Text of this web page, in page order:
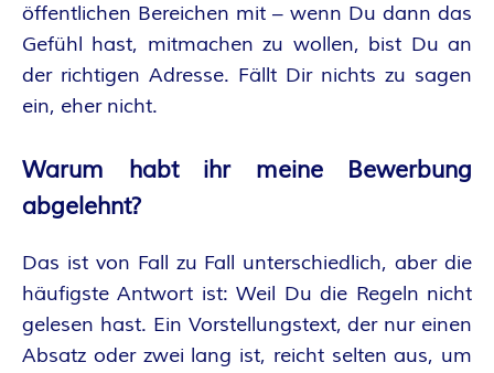
öffentlichen Bereichen mit – wenn Du dann das
Gefühl hast, mitmachen zu wollen, bist Du an
der richtigen Adresse. Fällt Dir nichts zu sagen
ein, eher nicht.
Warum habt ihr meine Bewerbung
abgelehnt?
Das ist von Fall zu Fall unterschiedlich, aber die
häufigste Antwort ist: Weil Du die Regeln nicht
gelesen hast. Ein Vorstellungstext, der nur einen
Absatz oder zwei lang ist, reicht selten aus, um